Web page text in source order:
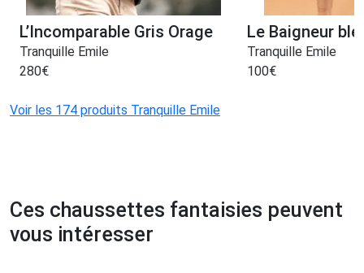
L’Incomparable Gris Orage
Tranquille Emile
280€
Le Baigneur
Tranquille Emile
100€
Voir les 174 produits Tranquille Emile
Ces chaussettes fantaisies peuvent
vous intéresser